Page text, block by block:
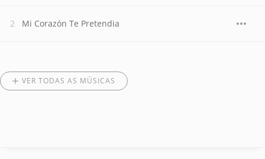
Mi Corazón Te Pretendia
VER TODAS AS MÚSICAS